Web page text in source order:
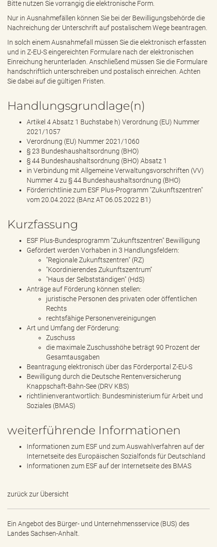
Bitte nutzen Sie vorrangig die elektronische Form.
Nur in Ausnahmefällen können Sie bei der Bewilligungsbehörde die
Nachreichung der Unterschrift auf postalischem Wege beantragen.
In solch einem Ausnahmefall müssen Sie die elektronisch erfassten
und in Z-EU-S eingereichten Formulare nach der elektronischen
Einreichung herunterladen. Anschließend müssen Sie die Formulare
handschriftlich unterschreiben und postalisch einreichen. Achten
Sie dabei auf die gültigen Fristen.
Handlungsgrundlage(n)
Artikel 4 Absatz 1 Buchstabe h) Verordnung (EU) Nummer
2021/1057
Verordnung (EU) Nummer 2021/1060
§ 23 Bundeshaushaltsordnung (BHO)
§ 44 Bundeshaushaltsordnung (BHO) Absatz 1
in Verbindung mit Allgemeine Verwaltungsvorschriften (VV)
Nummer 4 zu § 44 Bundeshaushaltsordnung (BHO)
Förderrichtlinie zum ESF Plus-Programm "Zukunftszentren"
vom 20.04.2022 (BAnz AT 06.05.2022 B1)
Kurzfassung
ESF Plus-Bundesprogramm "Zukunftszentren" Bewilligung
Gefördert werden Vorhaben in 3 Handlungsfeldern:
"Regionale Zukunftszentren" (RZ)
"Koordinierendes Zukunftszentrum"
"Haus der Selbstständigen" (HdS)
Anträge auf Förderung können stellen:
juristische Personen des privaten oder öffentlichen
Rechts
rechtsfähige Personenvereinigungen
Art und Umfang der Förderung:
Zuschuss
die maximale Zuschusshöhe beträgt 90 Prozent der
Gesamtausgaben
Beantragung elektronisch über das Förderportal Z-EU-S
Bewilligung durch die Deutsche Rentenversicherung
Knappschaft-Bahn-See (DRV KBS)
richtlinienverantwortlich: Bundesministerium für Arbeit und
Soziales (BMAS)
weiterführende Informationen
Informationen zum ESF und zum Auswahlverfahren auf der
Internetseite des Europäischen Sozialfonds für Deutschland
Informationen zum ESF auf der Internetseite des BMAS
zurück zur Übersicht
Ein Angebot des Bürger- und Unternehmensservice (BUS) des
Landes Sachsen-Anhalt.